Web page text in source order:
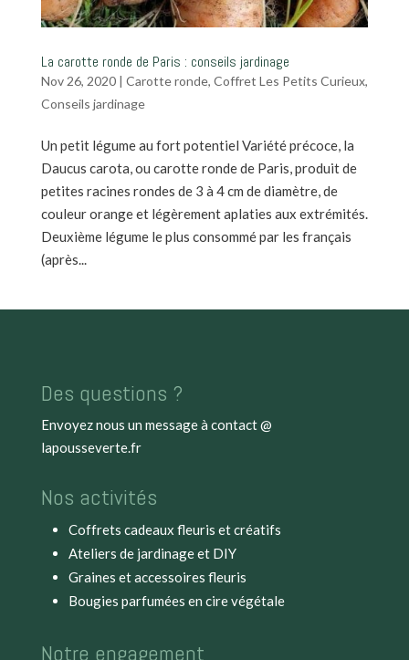
La carotte ronde de Paris : conseils jardinage
Nov 26, 2020| Carotte ronde, Coffret Les Petits Curieux,
Conseils jardinage
Un petit légume au fort potentiel Variété précoce, la
Daucus carota, ou carotte ronde de Paris, produit de
petites racines rondes de 3 à 4 cm de diamètre, de
couleur orange et légèrement aplaties aux extrémités.
Deuxième légume le plus consommé par les français
(après...
Des questions ?
Envoyez nous un message à contact @
lapousseverte.fr
Nos activités
Coffrets cadeaux fleuris et créatifs
Ateliers de jardinage et DIY
Graines et accessoires fleuris
Bougies parfumées en cire végétale
Notre engagement